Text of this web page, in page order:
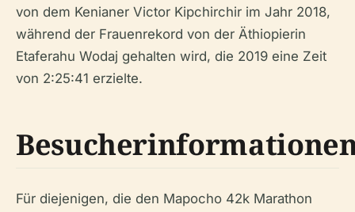
von dem Kenianer Victor Kipchirchir im Jahr 2018,
während der Frauenrekord von der Äthiopierin
Etaferahu Wodaj gehalten wird, die 2019 eine Zeit
von 2:25:41 erzielte.
Für diejenigen, die den Mapocho 42k Marathon